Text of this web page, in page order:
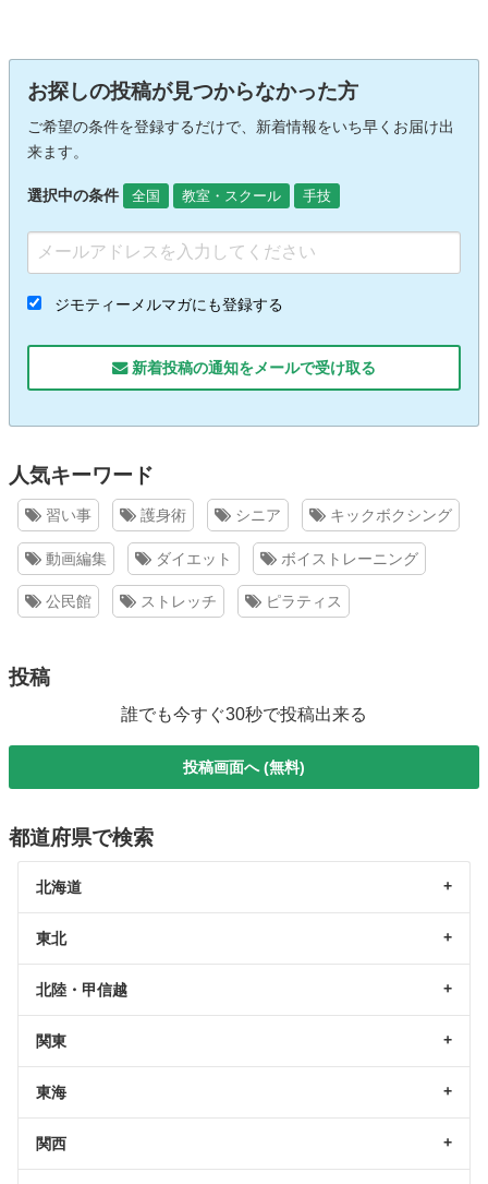
お探しの投稿が見つからなかった方
ご希望の条件を登録するだけで、新着情報をいち早くお届け出
来ます。
選択中の条件 全国 教室・スクール 手技
ジモティーメルマガにも登録する
新着投稿の通知をメールで受け取る
人気キーワード
習い事 護身術 シニア キックボクシング
動画編集 ダイエット ボイストレーニング
公民館 ストレッチ ピラティス
投稿
誰でも今すぐ30秒で投稿出来る
投稿画面へ (無料)
都道府県で検索
北海道
東北
北陸・甲信越
関東
東海
関西